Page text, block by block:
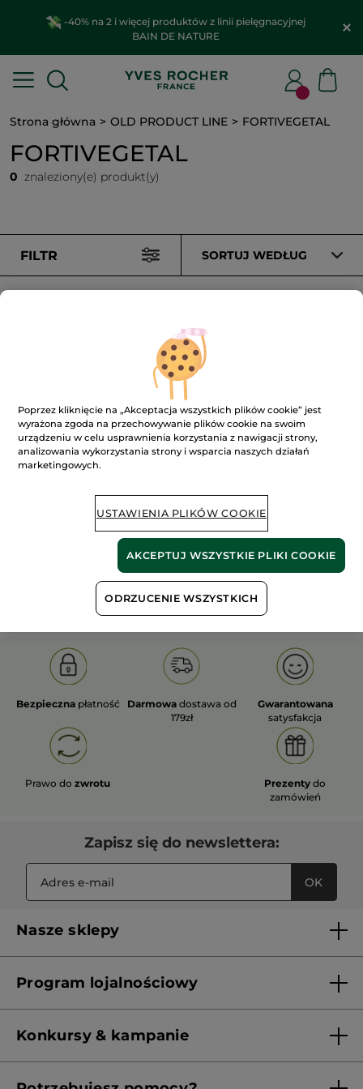
-40% na 2 i więcej produktów z linii pielęgnacyjnej
BAIN DE NATURE
Strona główna OLD PRODUCT LINE FORTIVEGETAL
FORTIVEGETAL
0 znaleziony(e) produkt(y)
FILTR SORTUJ WEDŁUG
100%ekstrakty
60 hektarów
Pokaż więcej
OLD PRODUCT LINE LES DEODORANTS NAT.
Bezpieczna płatność Darmowa dostawa od
179zł
Gwarantowana
satysfakcja
Prawo dozwrotu Prezenty do
zamówień
Zapisz się do newslettera:
OK
Nasze sklepy
Franczyza
Program lojalnościowy
Konkursy & kampanie
Poprzez kliknięcie na „Akceptacja wszystkich plików cookie” jest
wyrażona zgoda na przechowywanie plików cookie na swoim
urządzeniu w celu usprawnienia korzystania z nawigacji strony,
analizowania wykorzystania strony i wsparcia naszych działań
marketingowych.
USTAWIENIA PLIKÓW COOKIE
ODRZUCENIE WSZYSTKICH
AKCEPTUJ WSZYSTKIE PLIKI COOKIE